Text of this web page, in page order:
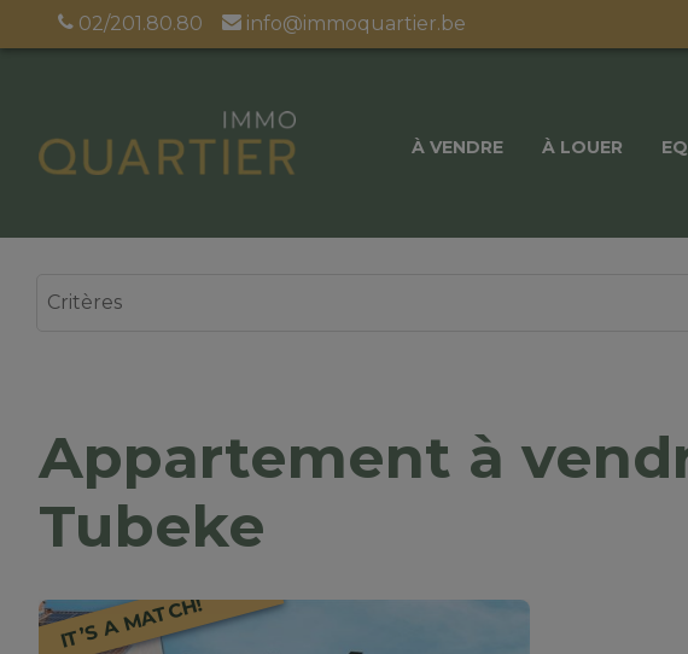
02/201.80.80 info@immoquartier.be
À VENDRE À LOUER
Appartement à
Tubeke
IT’S A MATCH!